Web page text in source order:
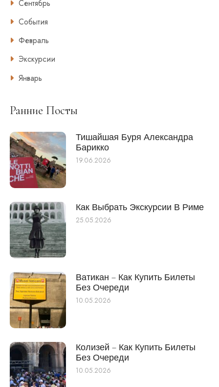
Сентябрь
События
Февраль
Экскурсии
Январь
Ранние Посты
Тишайшая Буря Александра
Барикко
19.06.2026
Как Выбрать Экскурсии В Риме
25.05.2026
Ватикан – Как Купить Билеты
Без Очереди
10.05.2026
Колизей – Как Купить Билеты
Без Очереди
10.05.2026